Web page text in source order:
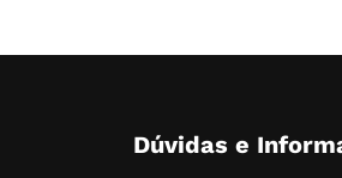
Dúvidas e